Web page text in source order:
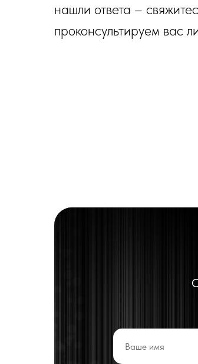
нашли ответа –
проконсультируем вас